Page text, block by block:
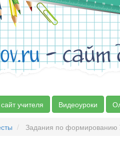
- сайт
учителя Видеоуроки
Задания по формированию